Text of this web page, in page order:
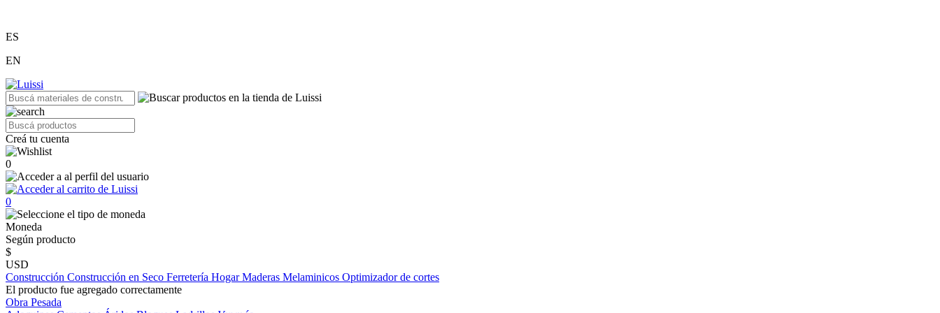
ES
EN
Creá tu cuenta
0
0
Moneda
Según producto
$
USD
Construcción Construcción en Seco Ferretería HogarMaderas Melaminicos Optimizador de cortes
El producto fue agregado correctamente
Obra Pesada